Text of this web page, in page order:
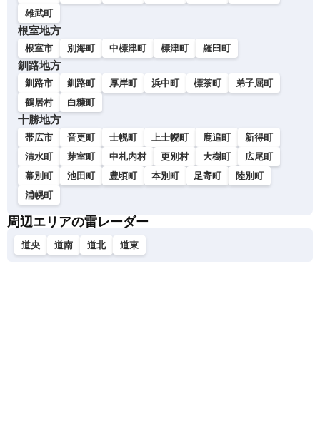
雄武町
根室地方
根室市 別海町 中標津町 標津町 羅臼町
釧路地方
釧路市 釧路町 厚岸町 浜中町 標茶町
弟子屈町
鶴居村
白糠町
十勝地方
帯広市 音更町 士幌町 上士幌町 鹿追町
新得町
清水町
芽室町 中札内村 更別村 大樹町
広尾町
幕別町
池田町 豊頃町 本別町 足寄町
陸別町
浦幌町
周辺エリアの雷レーダー
道央 道南 道北 道東